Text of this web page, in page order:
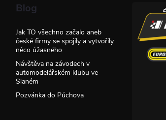
Blog
Jak TO všechno začalo aneb
české firmy se spojily a vytvořily
něco úžasného
Návštěva na závodech v
automodelářském klubu ve
Slaném
Pozvánka do Púchova